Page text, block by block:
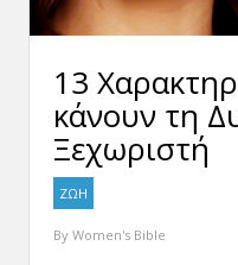
13
κάνουν τη
Ξεχωριστή
ΖΩΗ
By Women's Bible